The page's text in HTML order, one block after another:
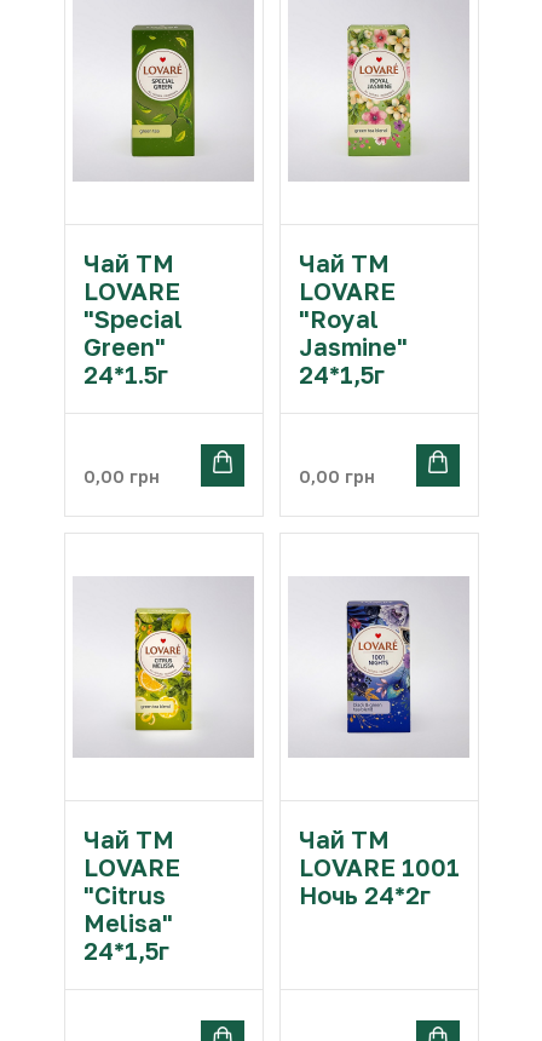
Чай ТМ
LOVARE
"Special
Green"
24*1.5г
0,00 грн
Чай ТМ
LOVARE
"Royal
Jasmine"
24*1,5г
0,00 грн
Чай ТМ
LOVARE
"Citrus
Melisa"
24*1,5г
Чай ТМ
LOVARE 1001
Ночь 24*2г